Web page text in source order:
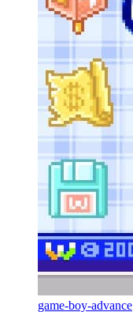
game-boy-advance